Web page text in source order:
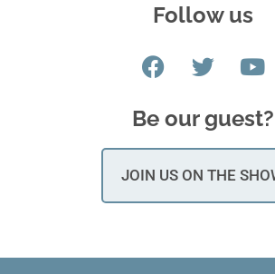
Follow us
Be our guest?
JOIN US ON THE